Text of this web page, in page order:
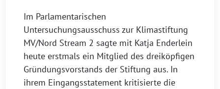
Im Parlamentarischen
Untersuchungsausschuss zur Klimastiftung
MV/Nord Stream 2 sagte mit Katja Enderlein
heute erstmals ein Mitglied des dreiköpfigen
Gründungsvorstands der Stiftung aus. In
ihrem Eingangsstatement kritisierte die